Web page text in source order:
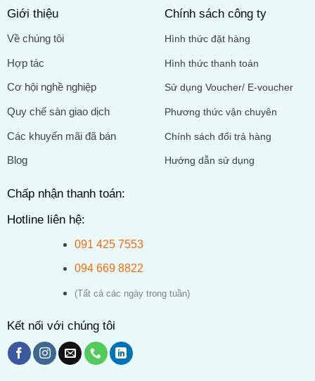
Giới thiệu
Về chúng tôi
Hợp tác
Cơ hội nghề nghiệp
Quy chế sàn giao dịch
Các khuyến mãi đã bán
Blog
Chính sách công ty
Hình thức đặt hàng
Hình thức thanh toán
Sử dụng Voucher/ E-voucher
Phương thức vận chuyên
Chính sách đổi trả hàng
Hướng dẫn sử dụng
Chấp nhận thanh toán:
Hotline liên hệ:
091 425 7553
094 669 8822
(Tất cả các ngày trong tuần)
Kết nối với chúng tôi